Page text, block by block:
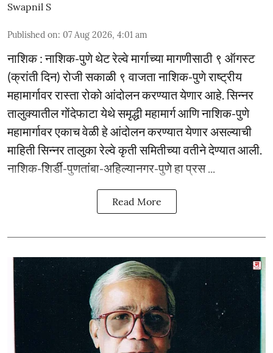
Swapnil S
Published on: 07 Aug 2026, 4:01 am
नाशिक : नाशिक-पुणे थेट रेल्वे मार्गाच्या मागणीसाठी ९ ऑगस्ट
(क्रांती दिन) रोजी सकाळी ९ वाजता नाशिक-पुणे राष्ट्रीय
महामार्गावर रास्ता रोको आंदोलन करण्यात येणार आहे. सिन्नर
तालुक्यातील गोंदेफाटा येथे समृद्धी महामार्ग आणि नाशिक-पुणे
महामार्गावर एकाच वेळी हे आंदोलन करण्यात येणार असल्याची
माहिती सिन्नर तालुका रेल्वे कृती समितीच्या वतीने देण्यात आली.
नाशिक-शिर्डी-पुणतांबा-अहिल्यानगर-पुणे हा प्रस ...
Read More